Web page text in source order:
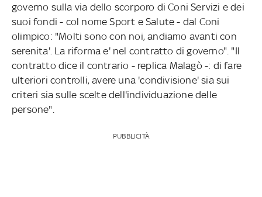
governo sulla via dello scorporo di Coni Servizi e dei
suoi fondi - col nome Sport e Salute - dal Coni
olimpico: "Molti sono con noi, andiamo avanti con
serenita'. La riforma e' nel contratto di governo". "Il
contratto dice il contrario - replica Malagò -: di fare
ulteriori controlli, avere una 'condivisione' sia sui
criteri sia sulle scelte dell'individuazione delle
persone".
PUBBLICITÀ